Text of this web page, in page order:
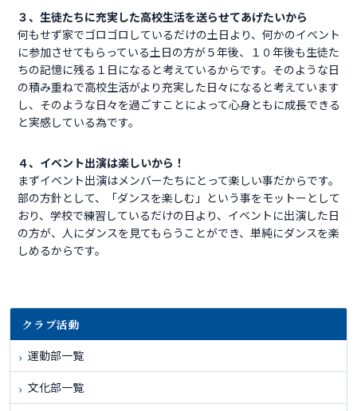
３、生徒たちに充実した高校生活を送らせてあげたいから
何もせず家でゴロゴロしているだけの土日より、何かのイベント
に参加させてもらっている土日の方が５年後、１０年後も生徒た
ちの記憶に残る１日になると考えているからです。そのような日
の積み重ねで高校生活がより充実した日々になると考えています
し、そのような日々を過ごすことによって心身ともに成長できる
と実感している為です。
４、イベント出演は楽しいから！
まずイベント出演はメンバーたちにとって楽しい事だからです。
部の方針として、「ダンスを楽しむ」という事をモットーとして
おり、学校で練習しているだけの日より、イベントに出演した日
の方が、人にダンスを見てもらうことができ、単純にダンスを楽
しめるからです。
クラブ活動
運動部一覧
文化部一覧